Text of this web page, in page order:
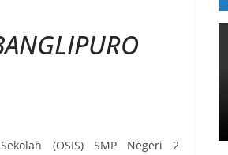
(OSIS) SMP Negeri 2